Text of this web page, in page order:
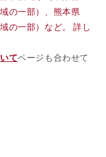
の一部）、熊本県
の一部）など。 詳し
てページも合わせて